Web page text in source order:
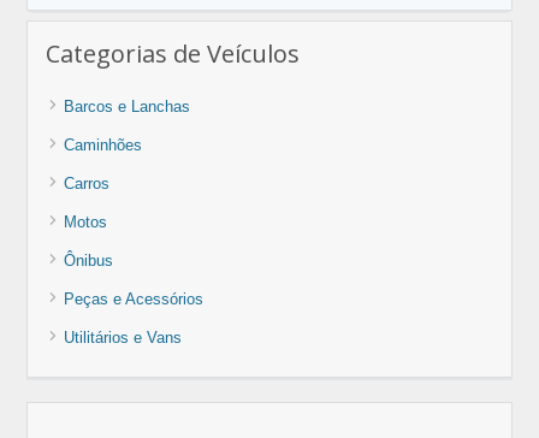
Categorias de Veículos
Barcos e Lanchas
Caminhões
Carros
Motos
Ônibus
Peças e Acessórios
Utilitários e Vans